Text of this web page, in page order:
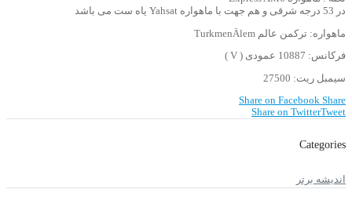
در 53 درجه شرقی و هم جهت با ماهواره Yahsat یاه ست می باشد
ماهواره: ترکمن عالم TurkmenÄlem
فرکانس: 10887 عمودی ( V )
سیمبل ریت: 27500
Share on Facebook Share
Share on TwitterTweet
Categories
اندیشه برتر